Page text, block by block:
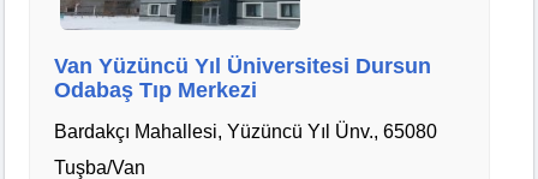
Van Yüzüncü Yıl Üniversitesi Dursun
Odabaş Tıp Merkezi
Bardakçı Mahallesi, Yüzüncü Yıl Ünv., 65080
Tuşba/Van